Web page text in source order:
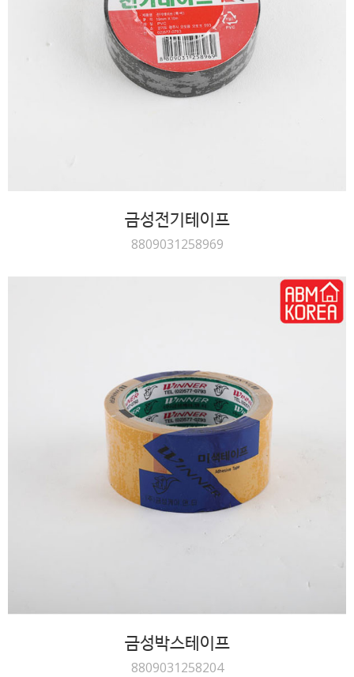
금성전기테이프
8809031258969
금성박스테이프
8809031258204